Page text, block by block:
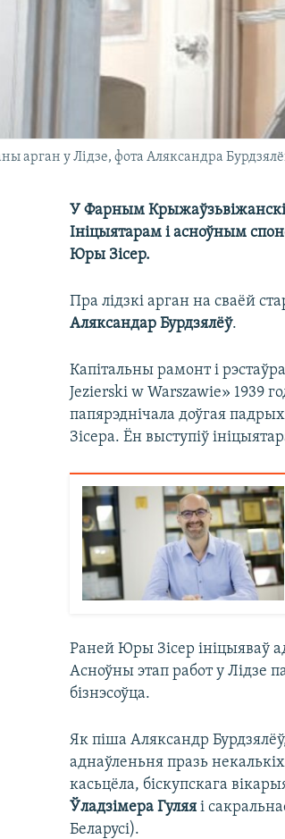
арган у Лідзе, фота Аляксандра
У Фарным
Ініцыятарам і асноўным
Юры Зісер.
Пра лідзкі арган на сваёй
Аляксандар Бурдзялёў.
Капітальны рамонт і
Jezierski w Warszawie» 1939
папярэднічала доўгая
Зісера. Ён выступіў
Раней Юры Зісер ініцыяваў
Асноўны этап работ у Лідзе
бізнэсоўца.
Як піша Аляксандр
аднаўленьня празь
касьцёла, біскупскага
Ўладзімера Гуляяі
Беларусі).